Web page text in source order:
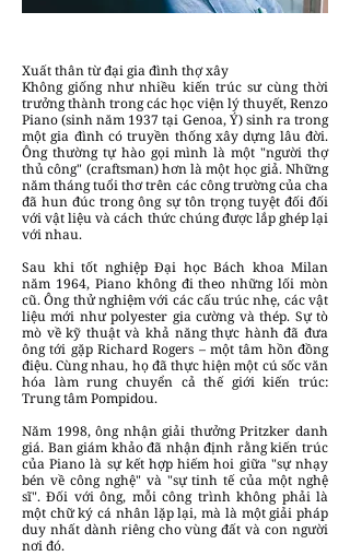
Xuất thân từ đại gia đình thợ xây
Không giống như nhiều kiến trúc sư cùng thời
trưởng thành trong các học viện lý thuyết, Renzo
Piano (sinh năm 1937 tại Genoa, Ý) sinh ra trong
một gia đình có truyền thống xây dựng lâu đời.
Ông thường tự hào gọi mình là một "người thợ
thủ công" (craftsman) hơn là một học giả. Những
năm tháng tuổi thơ trên các công trường của cha
đã hun đúc trong ông sự tôn trọng tuyệt đối đối
với vật liệu và cách thức chúng được lắp ghép lại
với nhau.
Sau khi tốt nghiệp Đại học Bách khoa Milan
năm 1964, Piano không đi theo những lối mòn
cũ. Ông thử nghiệm với các cấu trúc nhẹ, các vật
liệu mới như polyester gia cường và thép. Sự tò
mò về kỹ thuật và khả năng thực hành đã đưa
ông tới gặp Richard Rogers – một tâm hồn đồng
điệu. Cùng nhau, họ đã thực hiện một cú sốc văn
hóa làm rung chuyển cả thế giới kiến trúc:
Trung tâm Pompidou.
Năm 1998, ông nhận giải thưởng Pritzker danh
giá. Ban giám khảo đã nhận định rằng kiến trúc
của Piano là sự kết hợp hiếm hoi giữa "sự nhạy
bén về công nghệ" và "sự tinh tế của một nghệ
sĩ". Đối với ông, mỗi công trình không phải là
một chữ ký cá nhân lặp lại, mà là một giải pháp
duy nhất dành riêng cho vùng đất và con người
nơi đó.